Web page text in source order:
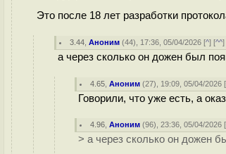
Это после 18 лет разработки
3.44 ,Аноним (44), 17:36, 05/04/2026 [^] [^^]
а через сколько он дожен был
4.65 ,Аноним (27), 19:09, 05/04/2026 [
Говорили, что уже есть, а
4.96 ,Аноним (96), 23:36, 05/04/2026 [
> а через сколько он дожен